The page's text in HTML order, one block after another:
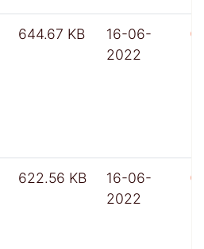
644.67 KB
16-06-
2022
622.56 KB
16-06-
2022